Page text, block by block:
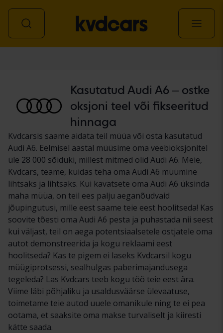
Kasutatud Audi A6 – ostke
oksjoni teel või fikseeritud
hinnaga
Kvdcarsis saame aidata teil müüa või osta kasutatud
Audi A6. Eelmisel aastal müüsime oma veebioksjonitel
üle 28 000 sõiduki, millest mitmed olid Audi A6. Meie,
Kvdcars, teame, kuidas teha oma Audi A6 müümine
lihtsaks ja lihtsaks. Kui kavatsete oma Audi A6 üksinda
maha müüa, on teil ees palju aeganõudvaid
jõupingutusi, mille eest saame teie eest hoolitseda! Kas
soovite tõesti oma Audi A6 pesta ja puhastada nii seest
kui väljast, teil on aega potentsiaalsetele ostjatele oma
autot demonstreerida ja kogu reklaami eest
hoolitseda? Kas te pigem ei laseks Kvdcarsil kogu
müügiprotsessi, sealhulgas paberimajandusega
tegeleda? Las Kvdcars teeb kogu töö teie eest ära.
Viime läbi põhjaliku ja usaldusväärse ülevaatuse,
toimetame teie autod uuele omanikule ning te ei pea
ootama, et saaksite oma makse turvaliselt ja kiiresti
kätte saada.